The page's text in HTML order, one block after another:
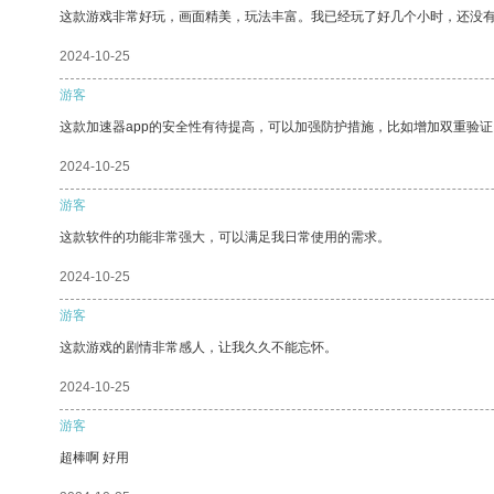
这款游戏非常好玩，画面精美，玩法丰富。我已经玩了好几个小时，还没有
2024-10-25
游客
这款加速器app的安全性有待提高，可以加强防护措施，比如增加双重验证
2024-10-25
游客
这款软件的功能非常强大，可以满足我日常使用的需求。
2024-10-25
游客
这款游戏的剧情非常感人，让我久久不能忘怀。
2024-10-25
游客
超棒啊 好用